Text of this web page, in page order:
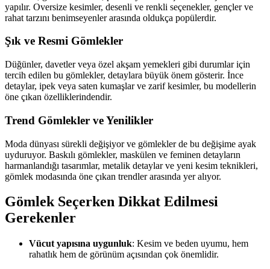
yapılır. Oversize kesimler, desenli ve renkli seçenekler, gençler ve
rahat tarzını benimseyenler arasında oldukça popülerdir.
Şık ve Resmi Gömlekler
Düğünler, davetler veya özel akşam yemekleri gibi durumlar için
tercih edilen bu gömlekler, detaylara büyük önem gösterir. İnce
detaylar, ipek veya saten kumaşlar ve zarif kesimler, bu modellerin
öne çıkan özelliklerindendir.
Trend Gömlekler ve Yenilikler
Moda dünyası sürekli değişiyor ve gömlekler de bu değişime ayak
uyduruyor. Baskılı gömlekler, maskülen ve feminen detayların
harmanlandığı tasarımlar, metalik detaylar ve yeni kesim teknikleri,
gömlek modasında öne çıkan trendler arasında yer alıyor.
Gömlek Seçerken Dikkat Edilmesi
Gerekenler
Vücut yapısına uygunluk: Kesim ve beden uyumu, hem
rahatlık hem de görünüm açısından çok önemlidir.